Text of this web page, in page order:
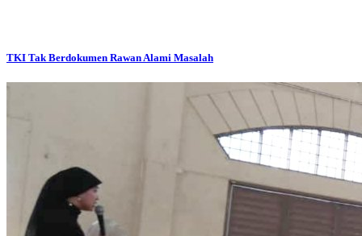
TKI Tak Berdokumen Rawan Alami Masalah